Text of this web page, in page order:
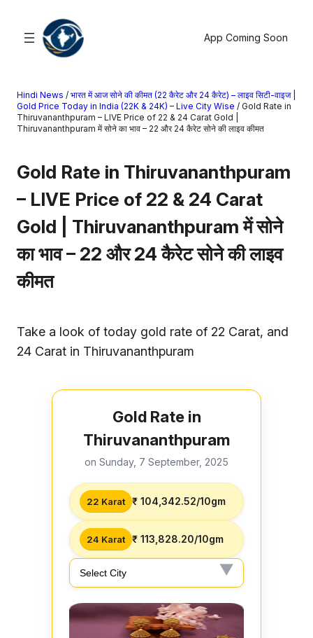
खोजें
खेल
राज्य
आस्था
राष्ट्रीय
व्यापार
करियर
अंतरराष्ट्रीय
Facebook
Instagram
X
App Coming Soon
Hindi News / भारत में आज सोने की कीमत (22 कैरेट और 24 कैरेट) – लाइव सिटी-वाइज |
Gold Price Today in India (22K & 24K) – Live City Wise / Gold Rate in
Thiruvananthpuram – LIVE Price of 22 & 24 Carat Gold |
Thiruvananthpuram में सोने का भाव – 22 और 24 कैरेट सोने की लाइव कीमत
Gold Rate in Thiruvananthpuram
– LIVE Price of 22 & 24 Carat
Gold | Thiruvananthpuram में सोने
का भाव – 22 और 24 कैरेट सोने की लाइव
कीमत
Take a look of today gold rate of 22 Carat, and
24 Carat in Thiruvananthpuram
Gold Rate in
Thiruvananthpuram
on Sunday, 7 September, 2025
22 Karat ₹ 104,342.52/10gm
24 Karat ₹ 113,828.20/10gm